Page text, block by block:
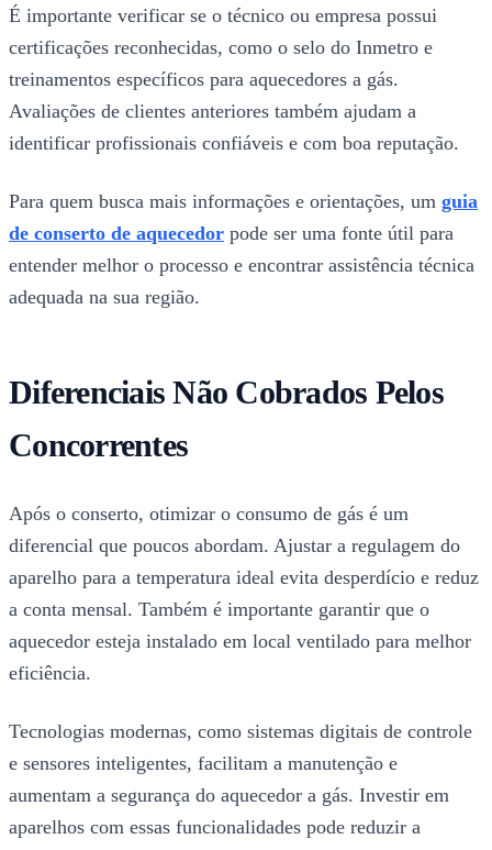
É importante verificar se o técnico ou empresa possui
certificações reconhecidas, como o selo do Inmetro e
treinamentos específicos para aquecedores a gás.
Avaliações de clientes anteriores também ajudam a
identificar profissionais confiáveis e com boa reputação.
Para quem busca mais informações e orientações, um guia
de conserto de aquecedor pode ser uma fonte útil para
entender melhor o processo e encontrar assistência técnica
adequada na sua região.
Diferenciais Não Cobrados Pelos
Concorrentes
Após o conserto, otimizar o consumo de gás é um
diferencial que poucos abordam. Ajustar a regulagem do
aparelho para a temperatura ideal evita desperdício e reduz
a conta mensal. Também é importante garantir que o
aquecedor esteja instalado em local ventilado para melhor
eficiência.
Tecnologias modernas, como sistemas digitais de controle
e sensores inteligentes, facilitam a manutenção e
aumentam a segurança do aquecedor a gás. Investir em
aparelhos com essas funcionalidades pode reduzir a